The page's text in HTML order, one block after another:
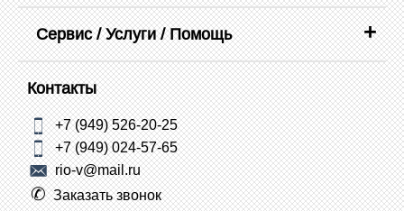
Сервис / Услуги / Помощь
Контакты
+7 (949) 526-20-25
+7 (949) 024-57-65
rio-v@mail.ru
Заказать звонок